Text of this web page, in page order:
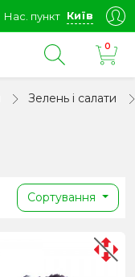
Нас. пункт Київ
0
Зелень і салати
Сортування